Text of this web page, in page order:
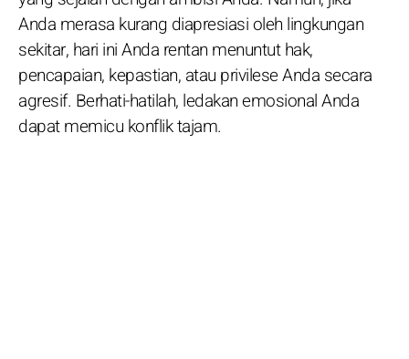
Anda merasa kurang diapresiasi oleh lingkungan
sekitar, hari ini Anda rentan menuntut hak,
pencapaian, kepastian, atau privilese Anda secara
agresif. Berhati-hatilah, ledakan emosional Anda
dapat memicu konflik tajam.